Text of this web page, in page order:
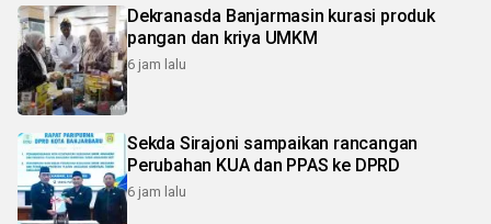
Dekranasda Banjarmasin kurasi produk
pangan dan kriya UMKM
6 jam lalu
Sekda Sirajoni sampaikan rancangan
Perubahan KUA dan PPAS ke DPRD
6 jam lalu